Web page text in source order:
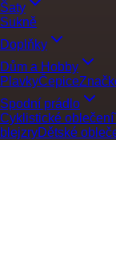
Šaty
Sukně
Doplňky
Dům a Hobby
PlavkyČepice
Spodní prádlo
Cyklistické oblečení
blejzryDětské